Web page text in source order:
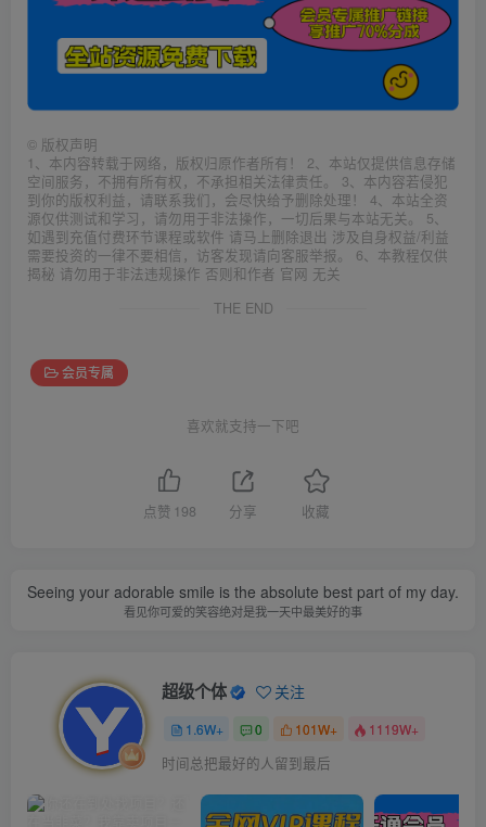
© 版权声明
1、本内容转载于网络，版权归原作者所有！ 2、本站仅提供信息存储
空间服务，不拥有所有权，不承担相关法律责任。 3、本内容若侵犯
到你的版权利益，请联系我们，会尽快给予删除处理！ 4、本站全资
源仅供测试和学习，请勿用于非法操作，一切后果与本站无关。 5、
如遇到充值付费环节课程或软件 请马上删除退出 涉及自身权益/利益
需要投资的一律不要相信，访客发现请向客服举报。 6、本教程仅供
揭秘 请勿用于非法违规操作 否则和作者 官网 无关
THE END
会员专属
喜欢就支持一下吧
点赞 198 分享 收藏
Seeing your adorable smile is the absolute best part of my day.
看见你可爱的笑容绝对是我一天中最美好的事
超级个体 关注
1.6W+ 0 101W+ 1119W+
时间总把最好的人留到最后